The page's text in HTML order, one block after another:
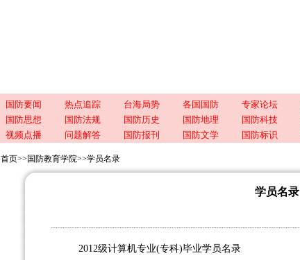
国防要闻 热点追踪 台海局势 各国国防 专家论坛
国防思想 国防法规 国防历史 国防地理 国防科技
视频点播 问题解答 国防报刊 国防文学 国防标识
首页>> 国防教育学院>>学员名录
学员名录
2012级计算机专业(专科)毕业学员名录